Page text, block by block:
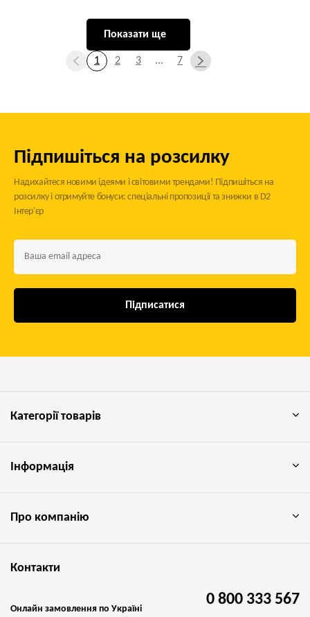
Показати ще
1 2 3 ... 7
Підпишіться на розсилку
Надихайтеся новими ідеями і світовими трендами! Підпишіться на
розсилку і отримуйте бонуси: спеціальні пропозиції та знижки в D2
Інтер'єр
Підписатися
Категорії товарів
Інформація
Про компанію
Контакти
Онлайн замовлення по Україні
0 800 333 567